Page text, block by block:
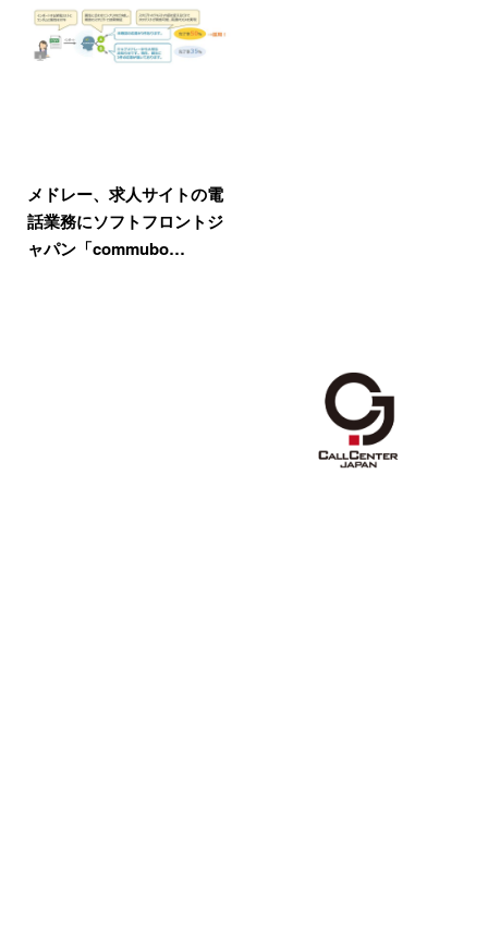
メドレー、求人サイトの電
話業務にソフトフロントジ
ャパン「commubo…